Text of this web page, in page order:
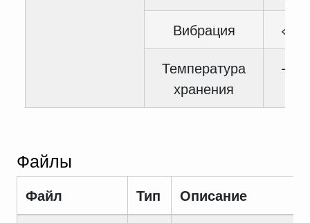
Вибрация
<
Температура
хранения
—
Файлы
Файл Тип
Описание